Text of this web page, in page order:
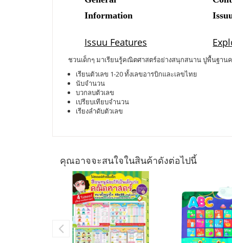
ชวนเด็กๆ มาเรียนรู้คณิตศาสตร์อย่างสนุกสนาน ปูพื้นฐาน
เรียนตัวเลข 1-20 ทั้งเลขอารบิกและเลขไทย
นับจำนวน
บวกลบตัวเลข
เปรียบเทียบจำนวน
เรียงลำดับตัวเลข
คุณอาจจะสนใจในสินค้าดังต่อไปนี้